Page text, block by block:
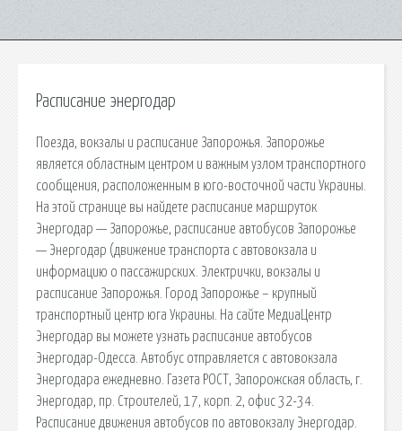
Расписание энергодар
Поезда, вокзалы и расписание Запорожья. Запорожье
является областным центром и важным узлом транспортного
сообщения, расположенным в юго-восточной части Украины.
На этой странице вы найдете расписание маршруток
Энергодар — Запорожье, расписание автобусов Запорожье
— Энергодар (движение транспорта с автовокзала и
информацию о пассажирских. Электрички, вокзалы и
расписание Запорожья. Город Запорожье – крупный
транспортный центр юга Украины. На сайте МедиаЦентр
Энергодар вы можете узнать расписание автобусов
Энергодар-Одесса. Автобус отправляется с автовокзала
Энергодара ежедневно. Газета РОСТ, Запорожская область, г.
Энергодар, пр. Строителей, 17, корп. 2, офис 32-34.
Расписание движения автобусов по автовокзалу Энергодар.